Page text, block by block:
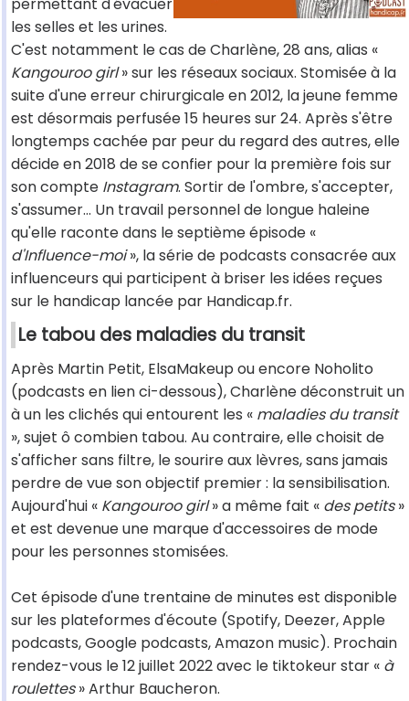
les selles et les urines.
C'est notamment le cas de Charlène, 28 ans, alias «
Kangouroo girl» sur les réseaux sociaux. Stomisée à la
suite d'une erreur chirurgicale en 2012, la jeune femme
est désormais perfusée 15 heures sur 24. Après s'être
longtemps cachée par peur du regard des autres, elle
décide en 2018 de se confier pour la première fois sur
son compte Instagram. Sortir de l'ombre, s'accepter,
s'assumer... Un travail personnel de longue haleine
qu'elle raconte dans le septième épisode «
d'Influence-moi», la série de podcasts consacrée aux
influenceurs qui participent à briser les idées reçues
sur le handicap lancée par Handicap.fr.
Le tabou des maladies du transit
Après Martin Petit, ElsaMakeup ou encore Noholito
(podcasts en lien ci-dessous), Charlène déconstruit un
à un les clichés qui entourent les « maladies du transit
», sujet ô combien tabou. Au contraire, elle choisit de
s'afficher sans filtre, le sourire aux lèvres, sans jamais
perdre de vue son objectif premier : la sensibilisation.
Aujourd'hui « Kangouroo girl» a même fait « des petits»
et est devenue une marque d'accessoires de mode
pour les personnes stomisées.
Cet épisode d'une trentaine de minutes est disponible
sur les plateformes d'écoute (Spotify, Deezer, Apple
podcasts, Google podcasts, Amazon music). Prochain
rendez-vous le 12 juillet 2022 avec le tiktokeur star « à
roulettes» Arthur Baucheron.